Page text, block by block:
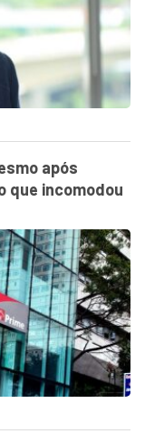
após
que incomodou